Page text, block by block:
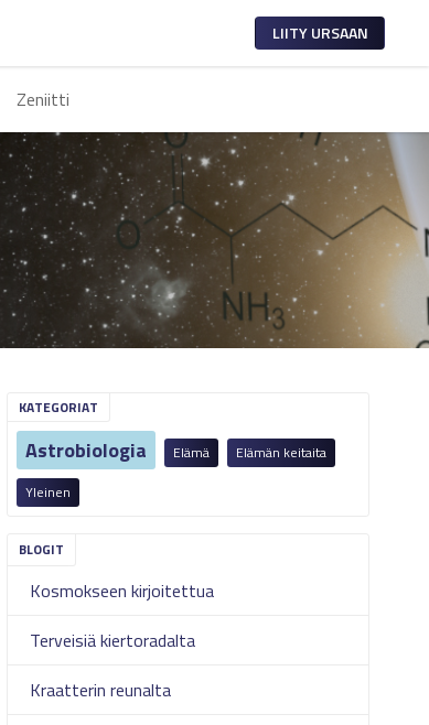
LIITY URSAAN
Zeniitti
KATEGORIAT
Astrobiologia Elämä
Elämän keitaita
Yleinen
Kosmokseen kirjoitettua
Terveisiä kiertoradalta
Kraatterin reunalta